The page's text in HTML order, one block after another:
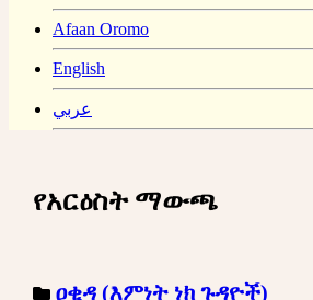
Afaan Oromo
English
عربي
የአርዕስት ማውጫ
ዐቂዳ (እምነት ነክ ጉዳዮች)